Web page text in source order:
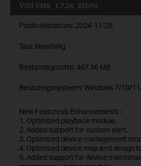
VIGI VMS_1.7.24_32bits
Publicatiedatum: 2024-11-28
Taal: Meertalig
Bestandsgrootte: 467.56 MB
Besturingssysteem: Windows 7/10/
New Features& Enhancements :
1. Optimized playback module.
2. Added support for custom alert.
3. Optimized device management
4. Optimized device map and design
5. Added support for device